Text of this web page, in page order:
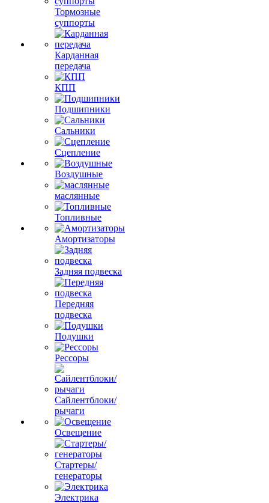
Тормозные
суппорты
Карданная
передача
КПП
Подшипники
Сальники
Сцепление
Воздушные
маслянные
Топливные
Амортизаторы
Задняя подвеска
Передняя
подвеска
Подушки
Рессоры
Сайлентблоки/
рычаги
Освещение
Стартеры/
генераторы
Электрика